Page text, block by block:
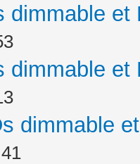
dimmable
dimmable
dimmable